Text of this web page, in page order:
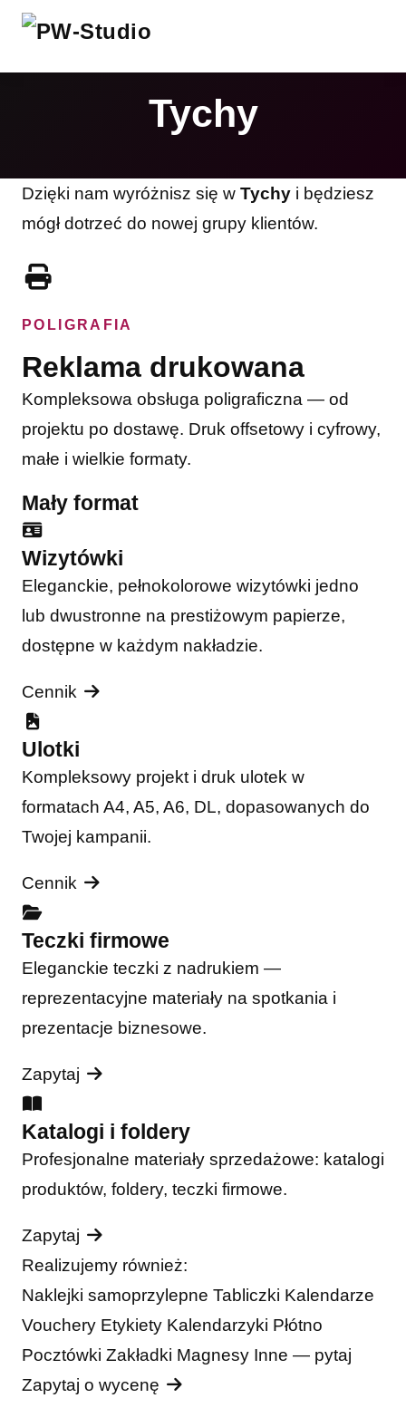
Tychy
Dzięki nam wyróżnisz się w Tychy i będziesz
mógł dotrzeć do nowej grupy klientów.
POLIGRAFIA
Reklama drukowana
Kompleksowa obsługa poligraficzna — od
projektu po dostawę. Druk offsetowy i cyfrowy,
małe i wielkie formaty.
Mały format
Wizytówki
Eleganckie, pełnokolorowe wizytówki jedno
lub dwustronne na prestiżowym papierze,
dostępne w każdym nakładzie.
Cennik
Ulotki
Kompleksowy projekt i druk ulotek w
formatach A4, A5, A6, DL, dopasowanych do
Twojej kampanii.
Cennik
Teczki firmowe
Eleganckie teczki z nadrukiem —
reprezentacyjne materiały na spotkania i
prezentacje biznesowe.
Zapytaj
Katalogi i foldery
Profesjonalne materiały sprzedażowe: katalogi
produktów, foldery, teczki firmowe.
Zapytaj
Realizujemy również:
Naklejki samoprzylepne Tabliczki Kalendarze
Vouchery Etykiety Kalendarzyki Płótno
Pocztówki Zakładki Magnesy Inne — pytaj
Zapytaj o wycenę